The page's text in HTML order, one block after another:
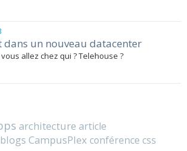
dans un nouveau datacenter
allez chez qui ? Telehouse ?
architecture article
blogs CampusPlex conférence css